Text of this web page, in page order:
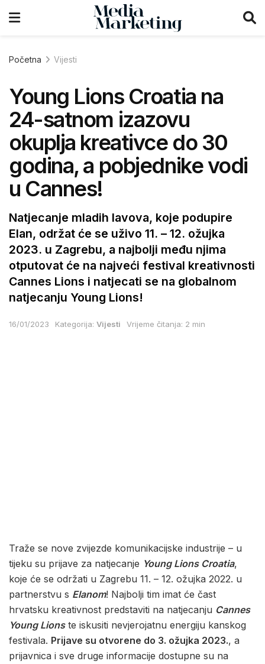
Početna Vijesti
Young Lions Croatia na
24-satnom izazovu
okuplja kreativce do 30
godina, a pobjednike vodi
u Cannes!
Natjecanje mladih lavova, koje podupire
Elan, održat će se uživo 11. – 12. ožujka
2023. u Zagrebu, a najbolji među njima
otputovat će na najveći festival kreativnosti
Cannes Lions i natjecati se na globalnom
natjecanju Young Lions!
16/01/2023 Kategorija: Vijesti Vrijeme čitanja: 2 min
Traže se nove zvijezde komunikacijske industrije – u
tijeku su prijave za natjecanje Young Lions Croatia,
koje će se održati u Zagrebu 11. – 12. ožujka 2022. u
partnerstvu s Elanom! Najbolji tim imat će čast
hrvatsku kreativnost predstaviti na natjecanju Cannes
Young Lionste iskusiti nevjerojatnu energiju kanskog
festivala. Prijave su otvorene do 3. ožujka 2023., a
prijavnica i sve druge informacije dostupne su na